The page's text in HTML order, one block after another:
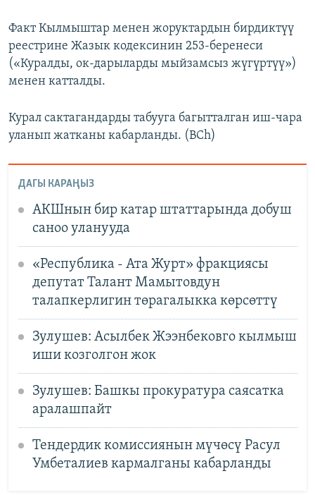
Факт Кылмыштар менен жоруктардын бирдиктүү
реестрине Жазык кодексинин 253-беренеси
(«Куралды, ок-дарыларды мыйзамсыз жүгүртүү»)
менен катталды.
Курал сактагандарды табууга багытталган иш-чара
уланып жатканы кабарланды. (BCh)
ДАГЫ КАРАҢЫЗ
АКШнын бир катар штаттарында добуш
саноо уланууда
«Республика - Ата Журт» фракциясы
депутат Талант Мамытовдун
талапкерлигин төрагалыкка көрсөттү
Зулушев: Асылбек Жээнбековго кылмыш
иши козголгон жок
Зулушев: Башкы прокуратура саясатка
аралашпайт
Тендердик комиссиянын мүчөсү Расул
Умбеталиев кармалганы кабарланды